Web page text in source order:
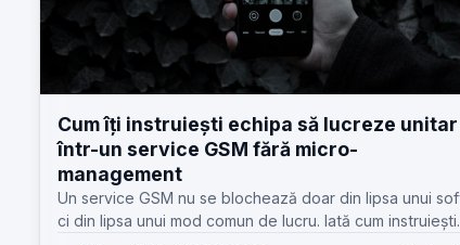
Cum îți instruiești echipa să lucreze unitar
într-un service GSM fără micro-
management
Un service GSM nu se blochează doar din lipsa unui
ci din lipsa unui mod comun de lucru. Iată cum instruiești